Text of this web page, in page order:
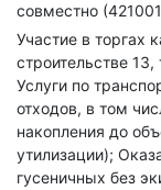
совместно
Участие в торгах
строительстве
Услуги по
отходов, в том
накопления до
утилизации);
гусеничных без